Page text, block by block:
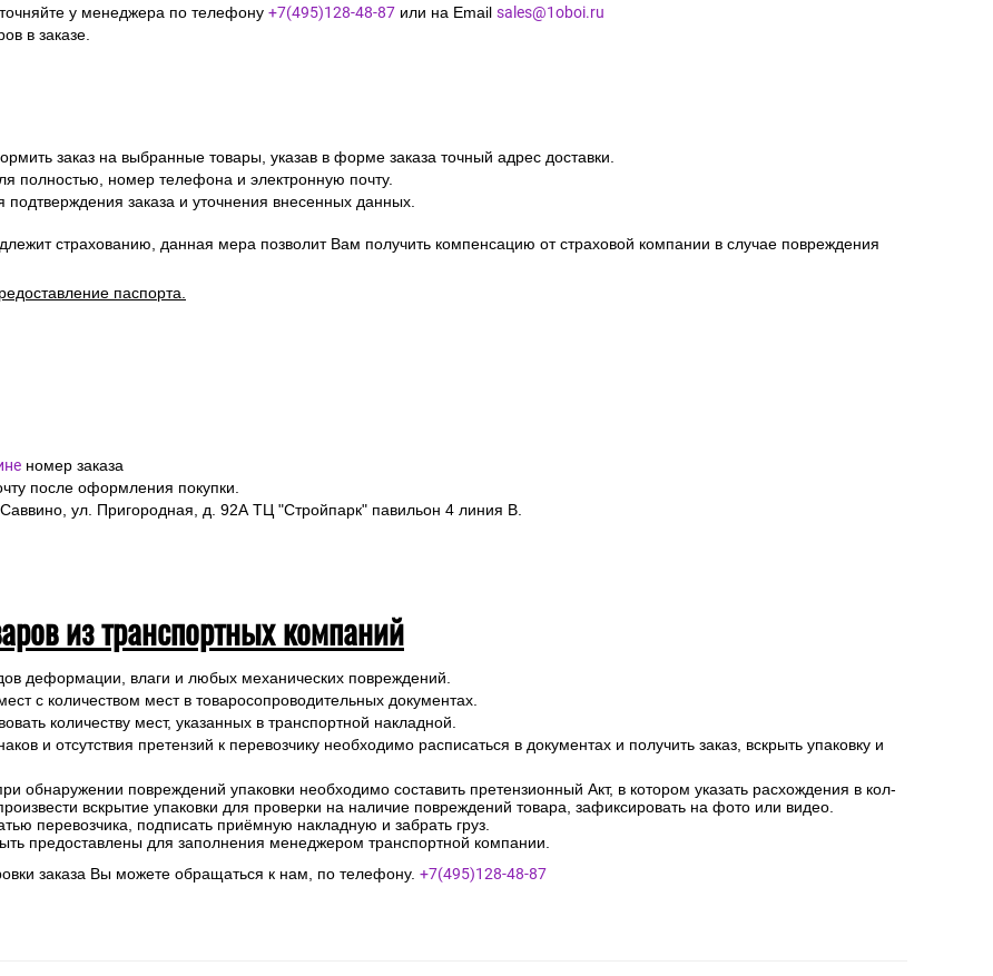
у менеджера по телефону +7(495)128-48-87 или на Email sales@1oboi.ru
в заказе.
заказ на выбранные товары, указав в форме заказа точный адрес доставки.
полностью, номер телефона и электронную почту.
заказа и уточнения внесенных данных.
страхованию, данная мера позволит Вам получить компенсацию от страховой компании в случае повреждения
паспорта.
номер заказа
после оформления покупки.
ул. Пригородная, д. 92А ТЦ "Стройпарк" павильон 4 линия В.
из транспортных компаний
деформации, влаги и любых механических повреждений.
с количеством мест в товаросопроводительных документах.
количеству мест, указанных в транспортной накладной.
и отсутствия претензий к перевозчику необходимо расписаться в документах и получить заказ, вскрыть упаковку и
обнаружении повреждений упаковки необходимо составить претензионный Акт, в котором указать расхождения в кол-
вскрытие упаковки для проверки на наличие повреждений товара, зафиксировать на фото или видео.
перевозчика, подписать приёмную накладную и забрать груз.
предоставлены для заполнения менеджером транспортной компании.
заказа Вы можете обращаться к нам, по телефону. +7(495)128-48-87